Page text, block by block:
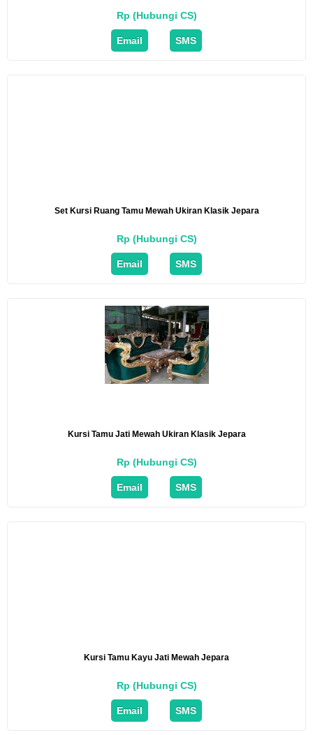
Rp (Hubungi CS)
Email SMS
Set Kursi Ruang Tamu Mewah Ukiran Klasik Jepara
Rp (Hubungi CS)
Email SMS
Kursi Tamu Jati Mewah Ukiran Klasik Jepara
Rp (Hubungi CS)
Email SMS
Kursi Tamu Kayu Jati Mewah Jepara
Rp (Hubungi CS)
Email SMS